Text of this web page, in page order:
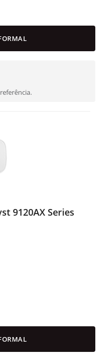
9120AX Series